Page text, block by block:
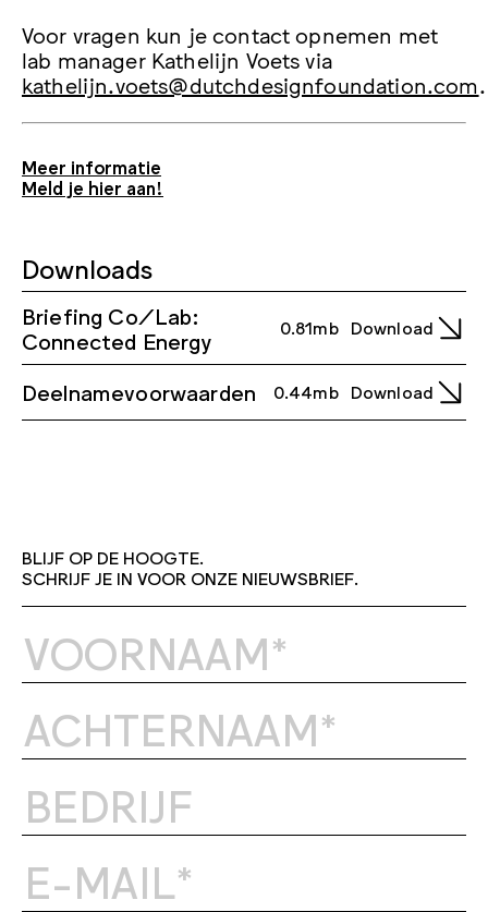
Voor vragen kun je contact opnemen met
lab manager Kathelijn Voets via
kathelijn.voets@dutchdesignfoundation.com.
Meer informatie
Meld je hier aan!
Downloads
Briefing Co/Lab:
Connected Energy
0.81mb Download
Deelnamevoorwaarden 0.44mb Download
BLIJF OP DE HOOGTE.
SCHRIJF JE IN VOOR ONZE NIEUWSBRIEF.